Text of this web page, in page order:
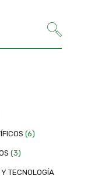
(6)
(3)
TECNOLOGÍA